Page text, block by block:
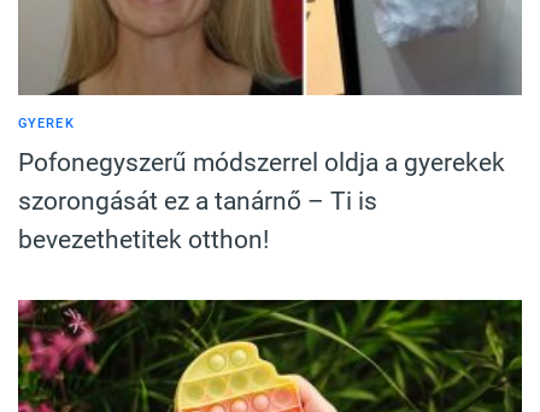
GYEREK
Pofonegyszerű módszerrel oldja a gyerekek
szorongását ez a tanárnő – Ti is
bevezethetitek otthon!